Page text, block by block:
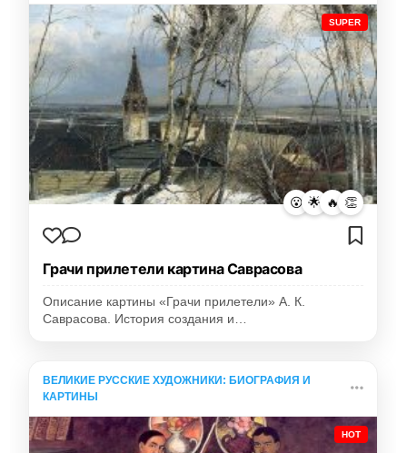
SUPER
😮 🌟 🔥 👏
Грачи прилетели картина Саврасова
Описание картины «Грачи прилетели» А. К.
Саврасова. История создания и…
ВЕЛИКИЕ РУССКИЕ ХУДОЖНИКИ: БИОГРАФИЯ И
КАРТИНЫ
HOT